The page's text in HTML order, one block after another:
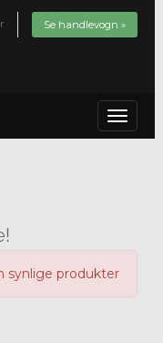
Se handlevogn »
Toggle
synlige produkter